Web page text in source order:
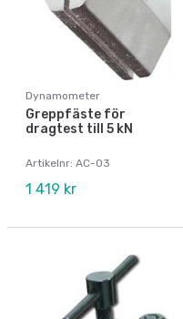
Dynamometer
Greppfäste för
dragtest till 5 kN
Artikelnr: AC-03
1 419 kr